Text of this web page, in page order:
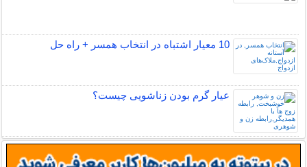
10 معیار اشتباه در انتخاب همسر + راه حل
عیار گرم بودن زناشویی چیست؟